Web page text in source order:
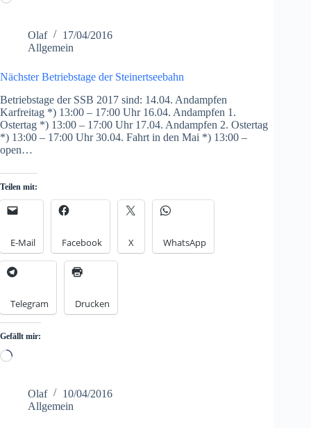
Olaf
17/04/2016
Allgemein
Nächster Betriebstage der Steinertseebahn
Betriebstage der SSB 2017 sind: 14.04. Andampfen
Karfreitag *) 13:00 – 17:00 Uhr 16.04. Andampfen 1.
Ostertag *) 13:00 – 17:00 Uhr 17.04. Andampfen 2. Ostertag
*) 13:00 – 17:00 Uhr 30.04. Fahrt in den Mai *) 13:00 –
open…
Teilen mit:
E-Mail Facebook X WhatsApp
Telegram Drucken
Gefällt mir:
Loading…
Olaf
10/04/2016
Allgemein